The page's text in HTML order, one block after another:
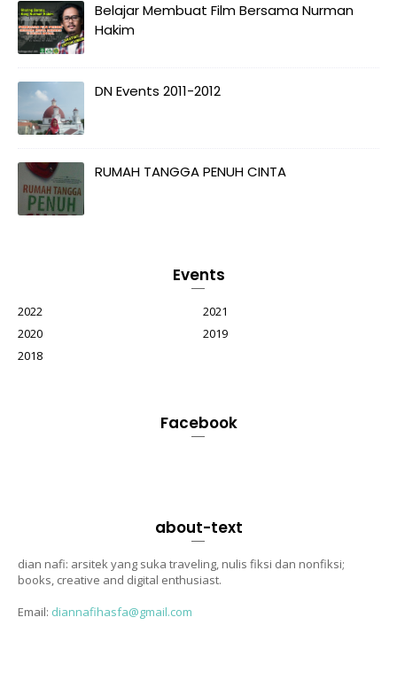
Belajar Membuat Film Bersama Nurman
Hakim
DN Events 2011-2012
RUMAH TANGGA PENUH CINTA
Events
2022
2021
2020
2019
2018
Facebook
about-text
dian nafi: arsitek yang suka traveling, nulis fiksi dan nonfiksi;
books, creative and digital enthusiast.
Email: diannafihasfa@gmail.com